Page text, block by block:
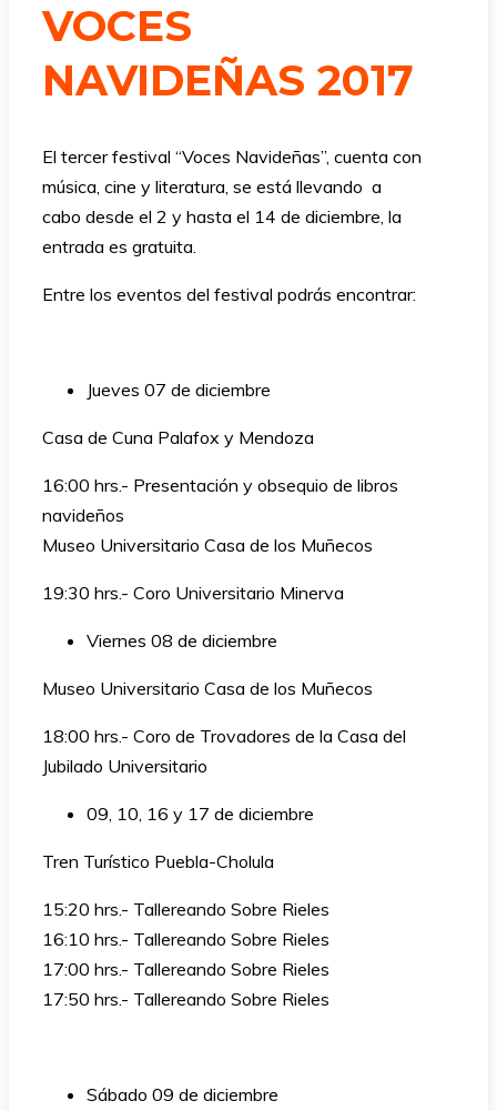
VOCES
NAVIDEÑAS 2017
El tercer festival “Voces Navideñas”, cuenta con
música, cine y literatura, se está llevando a
cabo desde el 2 y hasta el 14 de diciembre, la
entrada es gratuita.
Entre los eventos del festival podrás encontrar:
Jueves 07 de diciembre
Casa de Cuna Palafox y Mendoza
16:00 hrs.- Presentación y obsequio de libros
navideños
Museo Universitario Casa de los Muñecos
19:30 hrs.- Coro Universitario Minerva
Viernes 08 de diciembre
Museo Universitario Casa de los Muñecos
18:00 hrs.- Coro de Trovadores de la Casa del
Jubilado Universitario
09, 10, 16 y 17 de diciembre
Tren Turístico Puebla-Cholula
15:20 hrs.- Tallereando Sobre Rieles
16:10 hrs.- Tallereando Sobre Rieles
17:00 hrs.- Tallereando Sobre Rieles
17:50 hrs.- Tallereando Sobre Rieles
Sábado 09 de diciembre